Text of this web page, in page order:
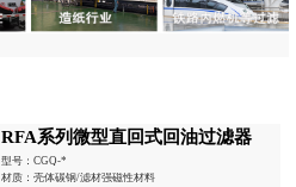
RFA系列微型直回式回油过滤器
型号：CGQ-*
材质：壳体碳钢/滤材强磁性材料